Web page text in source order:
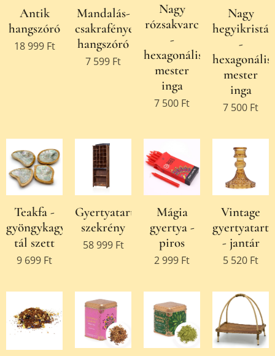
Antik
hangszóró
18 999Ft
Mandalás-
csakrafényes
hangszóró
7 599 Ft
Nagy
rózsakvarc
-
hexagonális
mester
inga
7 500 Ft
Nagy
-
hexagonális
mester
inga
7 500 Ft
Teakfa -
gyöngykagyló
tál szett
9 699 Ft
Gyertyatartó
szekrény
58 999Ft
Mágia
gyertya -
piros
2 999 Ft
Vintage
gyertyatartó
- jantár
5 520 Ft